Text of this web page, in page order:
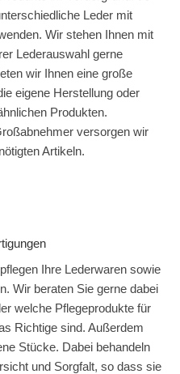
Leder mit
Wir stehen Ihnen mit
Lederauswahl gerne
wir Ihnen eine große
eigene Herstellung oder
Produkten.
versorgen wir
Artikeln.
Ihre Lederwaren sowie
Wir beraten Sie gerne dabei
welche Pflegeprodukte für
Richtige sind. Außerdem
Stücke. Dabei behandeln
und Sorgfalt, so dass sie